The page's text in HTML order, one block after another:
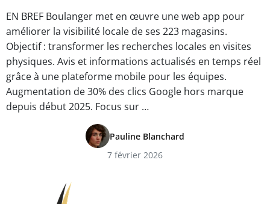
EN BREF Boulanger met en œuvre une web app pour
améliorer la visibilité locale de ses 223 magasins.
Objectif : transformer les recherches locales en visites
physiques. Avis et informations actualisés en temps réel
grâce à une plateforme mobile pour les équipes.
Augmentation de 30% des clics Google hors marque
depuis début 2025. Focus sur …
Pauline Blanchard
7 février 2026